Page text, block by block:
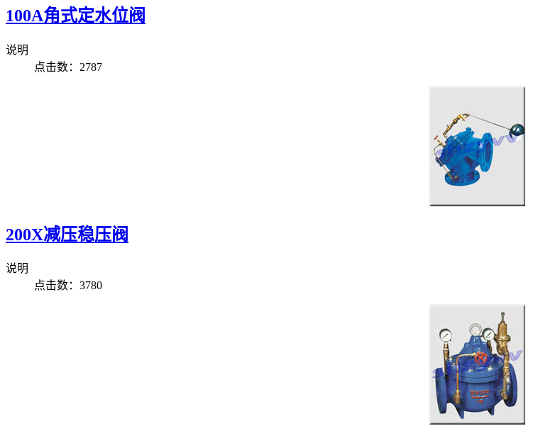
100A角式定水位阀
说明
点击数：2787
200X减压稳压阀
说明
点击数：3780